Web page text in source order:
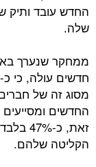
החדש עובד ותיק
שלה.
ממחקר שנערך
מסוג זה של
החדשים
זאת,
הקליטה שלהם.